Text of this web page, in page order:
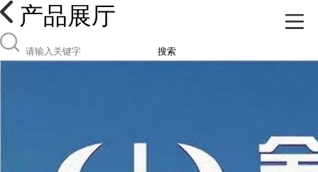
产品展厅
搜索